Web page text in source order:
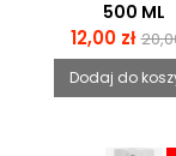
500 ML
Cena
12,00 zł
Dodaj do